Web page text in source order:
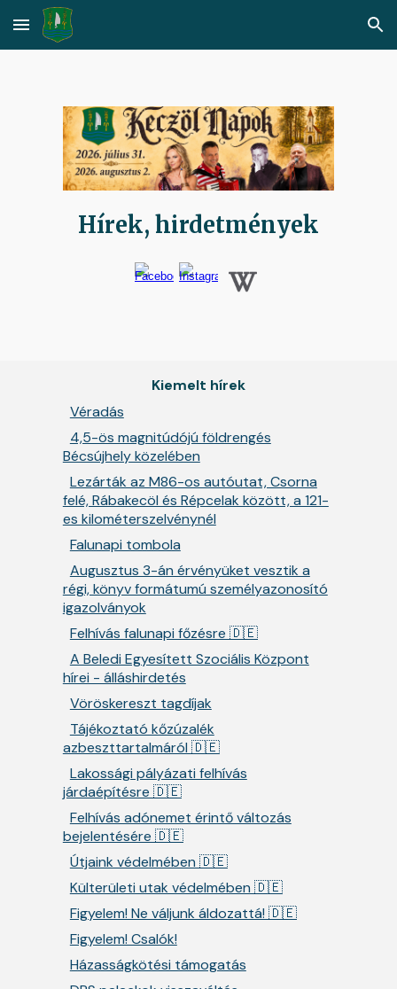
Skip to main content Skip to navigation
Hírek, hirdetmények
Kiemelt hírek
Véradás
4,5-ös magnitúdójú földrengés
Bécsújhely közelében
Lezárták az M86-os autóutat, Csorna
felé, Rábakecöl és Répcelak között, a 121-
es kilométerszelvénynél
Falunapi tombola
Augusztus 3-án érvényüket vesztik a
régi, könyv formátumú személyazonosító
igazolványok
Felhívás falunapi főzésre 🇩🇪
A Beledi Egyesített Szociális Központ
hírei - álláshirdetés
Vöröskereszt tagdíjak
Tájékoztató kőzúzalék
azbeszttartalmáról 🇩🇪
Lakossági pályázati felhívás
járdaépítésre 🇩🇪
Felhívás adónemet érintő változás
bejelentésére 🇩🇪
Útjaink védelmében 🇩🇪
Külterületi utak védelmében 🇩🇪
Figyelem! Ne váljunk áldozattá! 🇩🇪
Figyelem! Csalók!
Házasságkötési támogatás